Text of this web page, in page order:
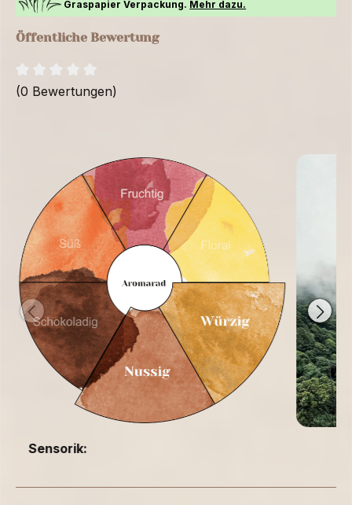
Graspapier Verpackung. Mehr dazu.
Öffentliche Bewertung
(0 Bewertungen)
Sensorik: